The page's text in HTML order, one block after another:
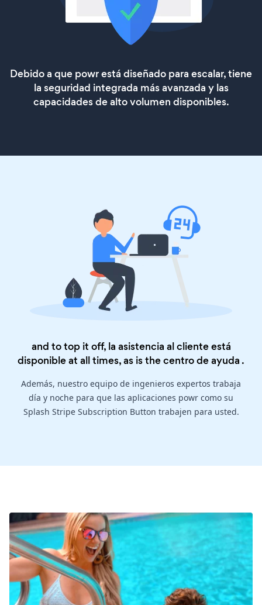
Debido a que powr está diseñado para escalar, tiene
la seguridad integrada más avanzada y las
capacidades de alto volumen disponibles.
and to top it off, la asistencia al cliente está
disponible at all times, as is thecentro de ayuda .
Además, nuestro equipo de ingenieros expertos trabaja
día y noche para que las aplicaciones powr como su
Splash Stripe Subscription Button trabajen para usted.